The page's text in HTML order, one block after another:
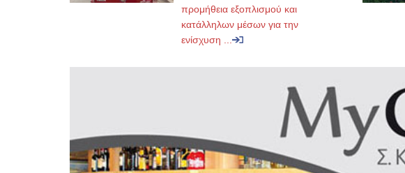
προμήθεια εξοπλισμού και
κατάλληλων μέσων για την
ενίσχυση ...